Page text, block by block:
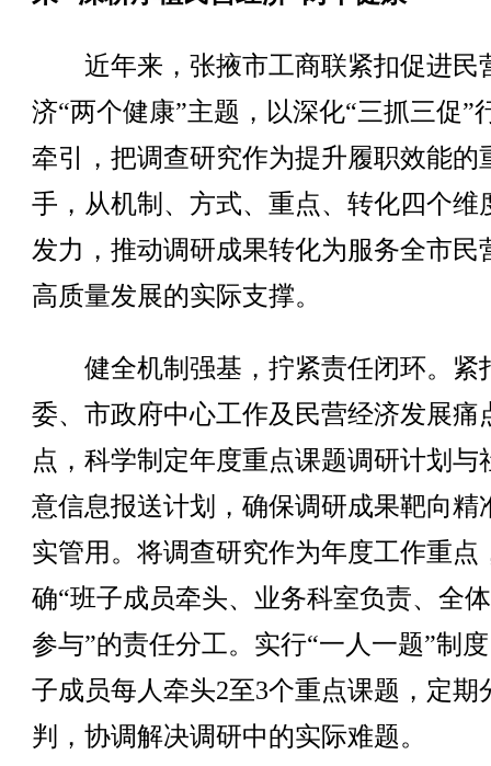
近年来，张掖市工商联紧扣促进民
济“两个健康”主题，以深化“三抓三促”
牵引，把调查研究作为提升履职效能的
手，从机制、方式、重点、转化四个维
发力，推动调研成果转化为服务全市民
高质量发展的实际支撑。
健全机制强基，拧紧责任闭环。紧
委、市政府中心工作及民营经济发展痛
点，科学制定年度重点课题调研计划与
意信息报送计划，确保调研成果靶向精
实管用。将调查研究作为年度工作重点
确“班子成员牵头、业务科室负责、全
参与”的责任分工。实行“一人一题”制
子成员每人牵头2至3个重点课题，定期
判，协调解决调研中的实际难题。